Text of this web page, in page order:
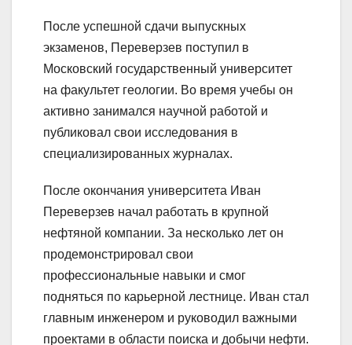
После успешной сдачи выпускных
экзаменов, Переверзев поступил в
Московский государственный университет
на факультет геологии. Во время учебы он
активно занимался научной работой и
публиковал свои исследования в
специализированных журналах.
После окончания университета Иван
Переверзев начал работать в крупной
нефтяной компании. За несколько лет он
продемонстрировал свои
профессиональные навыки и смог
подняться по карьерной лестнице. Иван стал
главным инженером и руководил важными
проектами в области поиска и добычи нефти.